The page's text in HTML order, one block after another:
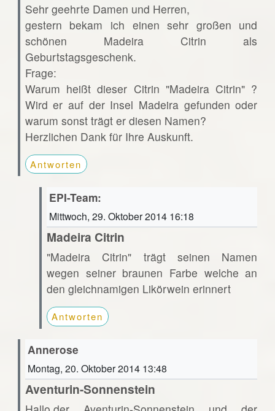
Sehr geehrte Damen und Herren,
gestern bekam ich einen sehr großen und
schönen Madeira Citrin als
Geburtstagsgeschenk.
Frage:
Warum heißt dieser Citrin "Madeira Citrin" ?
Wird er auf der Insel Madeira gefunden oder
warum sonst trägt er diesen Namen?
Herzlichen Dank für Ihre Auskunft.
Antworten
EPI-Team:
Mittwoch, 29. Oktober 2014 16:18
Madeira Citrin
"Madeira Citrin" trägt seinen Namen
wegen seiner braunen Farbe welche an
den gleichnamigen Likörwein erinnert
Antworten
Annerose
Montag, 20. Oktober 2014 13:48
Aventurin-Sonnenstein